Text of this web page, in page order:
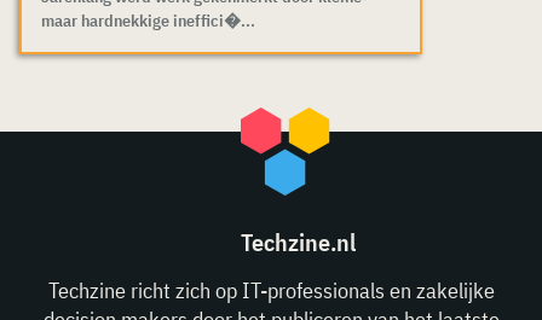
maar hardnekkige ineffici�...
Techzine.nl
Techzine richt zich op IT-professionals en zakelijke